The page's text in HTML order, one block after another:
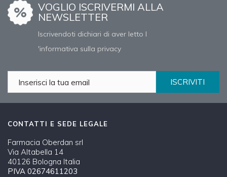
VOGLIO ISCRIVERMI ALLA
NEWSLETTER
Iscrivendoti dichiari di aver letto l
'informativa sulla privacy
ISCRIVITI
CONTATTI E SEDE LEGALE
Farmacia Oberdan srl
Via Altabella 14
40126 Bologna Italia
PIVA 02674611203